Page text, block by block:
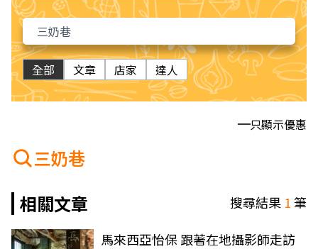
全部 文章 店家 達人
只顯示優惠
三奶巷
相關文章
搜尋結果 1筆
馬來西亞怡保 跟著在地攝影師走訪